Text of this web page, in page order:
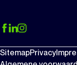
SitemapPrivacy